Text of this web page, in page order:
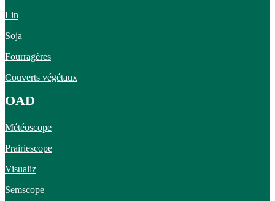
Lin
Soja
Fourragères
Couverts végétaux
OAD
Météoscope
Prairiescope
Visualiz
Semscope